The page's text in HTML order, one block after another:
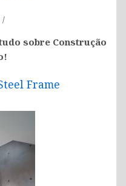
sobre Construção
Frame